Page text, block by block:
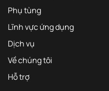
Phụ tùng
Lĩnh vực ứng dụng
Dịch vụ
Về chúng tôi
Hỗ trợ